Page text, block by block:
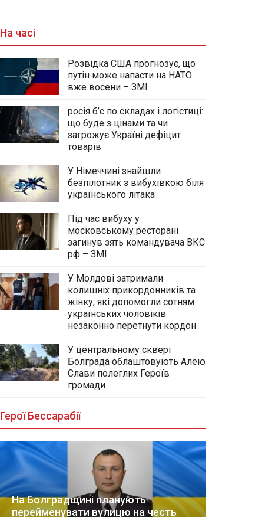
На часі
Розвідка США прогнозує, що
путін може напасти на НАТО
вже восени – ЗМІ
росія б’є по складах і логістиці:
що буде з цінами та чи
загрожує Україні дефіцит
товарів
У Німеччині знайшли
безпілотник з вибухівкою біля
українського літака
Під час вибуху у
московському ресторані
загинув зять командувача ВКС
рф – ЗМІ
У Молдові затримали
колишніх прикордонників та
жінку, які допомогли сотням
українських чоловіків
незаконно перетнути кордон
У центральному сквері
Болграда облаштовують Алею
Слави полеглих Героїв
громади
Герої Бессарабії
На Болградщині планують
перейменувати вулицю на честь